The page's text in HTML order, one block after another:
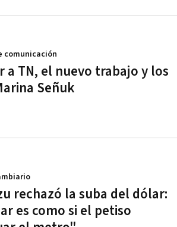
a TN, el nuevo trabajo y los
Señuk
comunicación
rechazó la suba del dólar:
es como si el petiso